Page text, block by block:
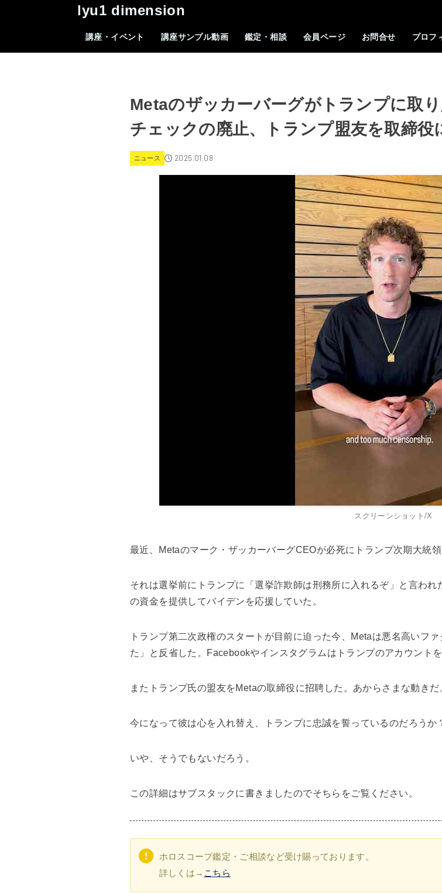
lyu1 dimension
講座・イベント 講座サンプル動画 鑑定・相談 会員ページ お問合せ プロフ
Metaのザッカーバーグがトランプに取
チェックの廃止、トランプ盟友を取締役
ニュース 2025.01.08
スクリーンショット/X
最近、Metaのマーク・ザッカーバーグCEOが必死にトランプ次期大統領
それは選挙前にトランプに「選挙詐欺師は刑務所に入れるぞ」と言わ
の資金を提供してバイデンを応援していた。
トランプ第二次政権のスタートが目前に迫った今、Metaは悪名高いフ
た」と反省した。Facebookやインスタグラムはトランプのアカウントを
またトランプ氏の盟友をMetaの取締役に招聘した。あからさまな動きだ
今になって彼は心を入れ替え、トランプに忠誠を誓っているのだろうか
いや、そうでもないだろう。
この詳細はサブスタックに書きましたのでそちらをご覧ください。
ホロスコープ鑑定・ご相談など受け賜っております。
詳しくは→ こちら